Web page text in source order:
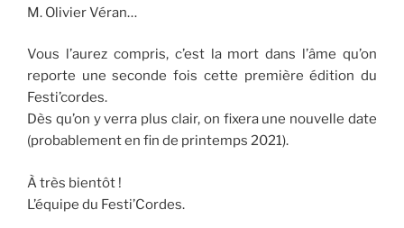
M. Olivier Véran…
Vous l’aurez compris, c’est la mort dans l’âme qu’on
reporte une seconde fois cette première édition du
Festi’cordes.
Dès qu’on y verra plus clair, on fixera une nouvelle date
(probablement en fin de printemps 2021).
À très bientôt !
L’équipe du Festi’Cordes.